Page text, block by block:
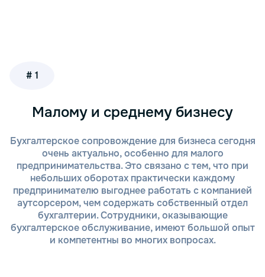
ненужных рисков и сократить издержки.
наладить бухгалтерский учет и соответствовать
требованиям закона.
Преимущества введения
отчетности в ПФР с помощью
наших специалистов
Обращение в «Тонкий и партнеры» для ведения
отчетности в ПФР позволяет вам экономить время,
избегать ошибок и минимизировать риски
# 1
Малому и среднему бизнесу
Бухгалтерское сопровождение для бизнеса сегодня
очень актуально, особенно для малого
предпринимательства. Это связано с тем, что при
небольших оборотах практически каждому
предпринимателю выгоднее работать с компанией
аутсорсером, чем содержать собственный отдел
бухгалтерии. Сотрудники, оказывающие
бухгалтерское обслуживание, имеют большой опыт
и компетентны во многих вопросах.